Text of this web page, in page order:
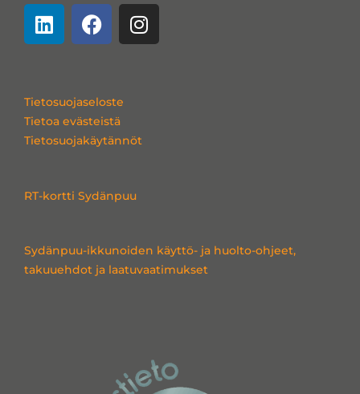
L
i
e
d
i
F
a
b
o
o
k
I
n
r
Tietosuojaseloste
Tietoa evästeistä
Tietosuojakäytännöt
RT-kortti Sydänpuu
Sydänpuu-ikkunoiden käyttö- ja huolto-ohjeet,
takuuehdot ja laatuvaatimukset